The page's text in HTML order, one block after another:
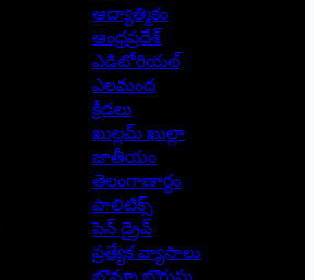
ఆద్యాత్మికం
ఆంధ్రప్రదేశ్
ఎడిటోరియల్
ఎలమంద
క్రీడలు
ఖుల్లమ్ ఖుల్లా
జాతీయం
తెలంగాణార్థం
పాలిటిక్స్
పెన్ డ్రైవ్
ప్రత్యేక వ్యాసాలు
బొమ్మా బొరుసు